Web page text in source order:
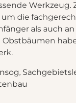
Werkzeug.
die
als auch